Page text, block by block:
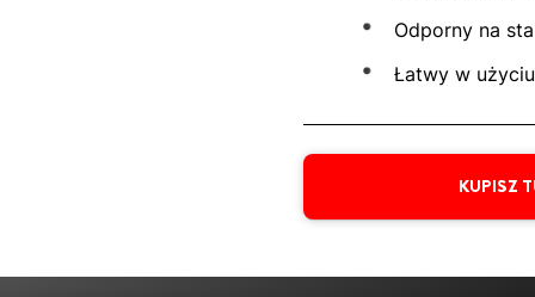
Odporny na
Łatwy w użyciu
KUPISZ